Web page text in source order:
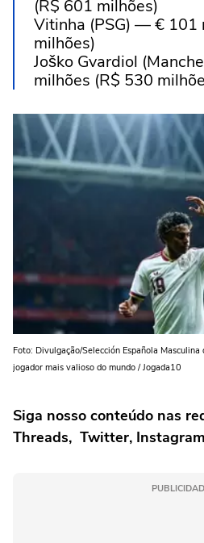
(R$ 601 milhões)
Vitinha (PSG) — € 101
milhões)
Joško Gvardiol
milhões (R$ 530
Foto: Divulgação/Selección Española
jogador mais valioso do mundo / Jogada10
Siga nosso conteúdo nas
Threads, Twitter,